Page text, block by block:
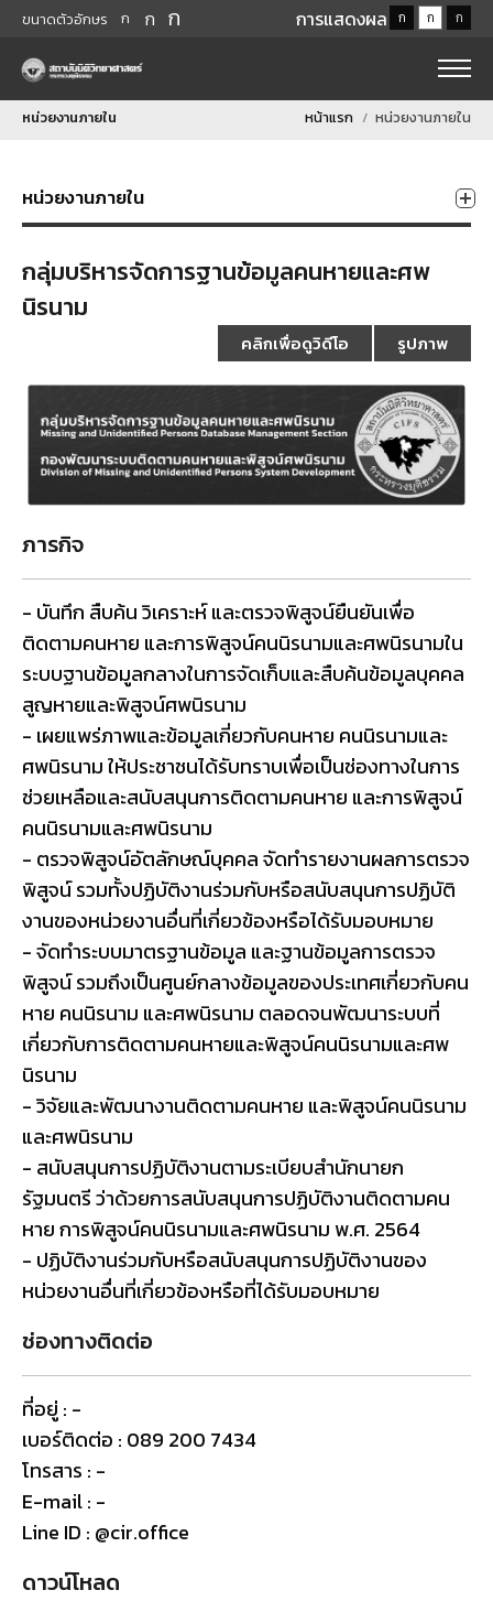
ขนาดตัวอักษร ก ก ก การแสดงผล ก ก ก
หน่วยงานภายใน หน้าแรก หน่วยงานภายใน
หน่วยงานภายใน
กลุ่มบริหารจัดการฐานข้อมูลคนหายและศพ
นิรนาม
คลิกเพื่อดูวิดีโอ รูปภาพ
ภารกิจ
- บันทึก สืบค้น วิเคราะห์ และตรวจพิสูจน์ยืนยันเพื่อ
ติดตามคนหาย และการพิสูจน์คนนิรนามและศพนิรนามใน
ระบบฐานข้อมูลกลางในการจัดเก็บและสืบค้นข้อมูลบุคคล
สูญหายและพิสูจน์ศพนิรนาม
- เผยแพร่ภาพและข้อมูลเกี่ยวกับคนหาย คนนิรนามและ
ศพนิรนาม ให้ประชาชนได้รับทราบเพื่อเป็นช่องทางในการ
ช่วยเหลือและสนับสนุนการติดตามคนหาย และการพิสูจน์
คนนิรนามและศพนิรนาม
- ตรวจพิสูจน์อัตลักษณ์บุคคล จัดทำรายงานผลการตรวจ
พิสูจน์ รวมทั้งปฏิบัติงานร่วมกับหรือสนับสนุนการปฏิบัติ
งานของหน่วยงานอื่นที่เกี่ยวข้องหรือได้รับมอบหมาย
- จัดทำระบบมาตรฐานข้อมูล และฐานข้อมูลการตรวจ
พิสูจน์ รวมถึงเป็นศูนย์กลางข้อมูลของประเทศเกี่ยวกับคน
หาย คนนิรนาม และศพนิรนาม ตลอดจนพัฒนาระบบที่
เกี่ยวกับการติดตามคนหายและพิสูจน์คนนิรนามและศพ
นิรนาม
- วิจัยและพัฒนางานติดตามคนหาย และพิสูจน์คนนิรนาม
และศพนิรนาม
- สนับสนุนการปฏิบัติงานตามระเบียบสำนักนายก
รัฐมนตรี ว่าด้วยการสนับสนุนการปฏิบัติงานติดตามคน
หาย การพิสูจน์คนนิรนามและศพนิรนาม พ.ศ. 2564
- ปฏิบัติงานร่วมกับหรือสนับสนุนการปฏิบัติงานของ
หน่วยงานอื่นที่เกี่ยวข้องหรือที่ได้รับมอบหมาย
ช่องทางติดต่อ
ที่อยู่ : -
เบอร์ติดต่อ : 089 200 7434
โทรสาร : -
E-mail : -
Line ID : @cir.office
ดาวน์โหลด